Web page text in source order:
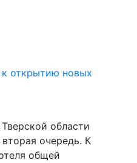
к открытию новых
области
очередь. К
общей